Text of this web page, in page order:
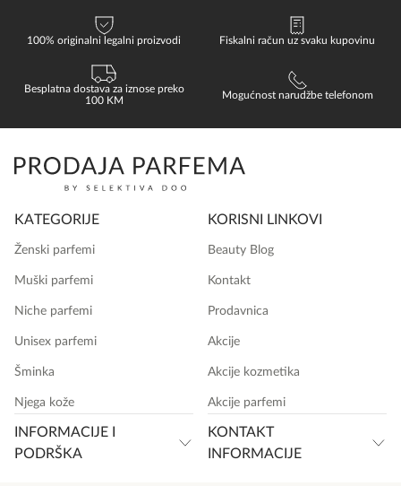
100% originalni legalni proizvodi Fiskalni račun uz svaku kupovinu
Besplatna dostava za iznose preko
100 KM
Mogućnost narudžbe telefonom
KATEGORIJE
Ženski parfemi
Muški parfemi
Niche parfemi
Unisex parfemi
Šminka
Njega kože
KORISNI LINKOVI
Beauty Blog
Kontakt
Prodavnica
Akcije
Akcije kozmetika
Akcije parfemi
INFORMACIJE I
PODRŠKA
KONTAKT
INFORMACIJE